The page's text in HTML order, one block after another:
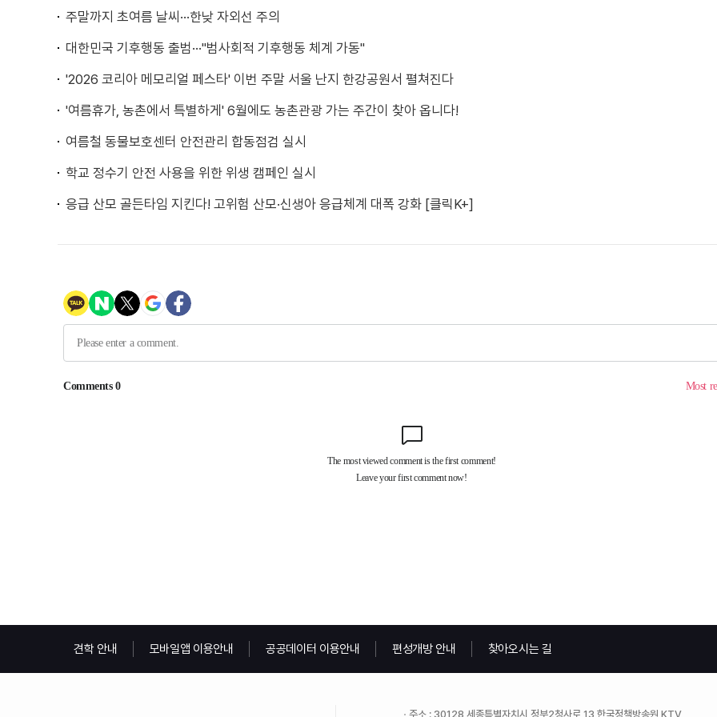
주말까지 초여름 날씨···한낮 자외선 주의
대한민국 기후행동 출범···"범사회적 기후행동 체계 가동"
'2026 코리아 메모리얼 페스타' 이번 주말 서울 난지 한강공원서 펼쳐진다
'여름휴가, 농촌에서 특별하게' 6월에도 농촌관광 가는 주간이 찾아 옵니다!
여름철 동물보호센터 안전관리 합동점검 실시
학교 정수기 안전 사용을 위한 위생 캠페인 실시
응급 산모 골든타임 지킨다! 고위험 산모·신생아 응급체계 대폭 강화 [클릭K+]
견학 안내 모바일앱 이용안내 공공데이터 이용안내 편성개방 안내 찾아오시는 길
주소 : 30128 세종특별자치시 정부2청사로 13 한국정책방송원 KTV